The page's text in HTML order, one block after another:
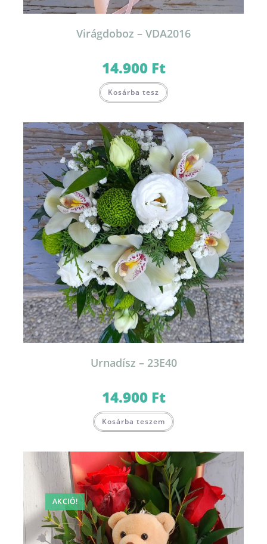
Virágdoboz – VDA2016
14.900 Ft
Kosárba tesz
Urnadísz – 23E40
14.900 Ft
Kosárba teszem
AKCIÓ!